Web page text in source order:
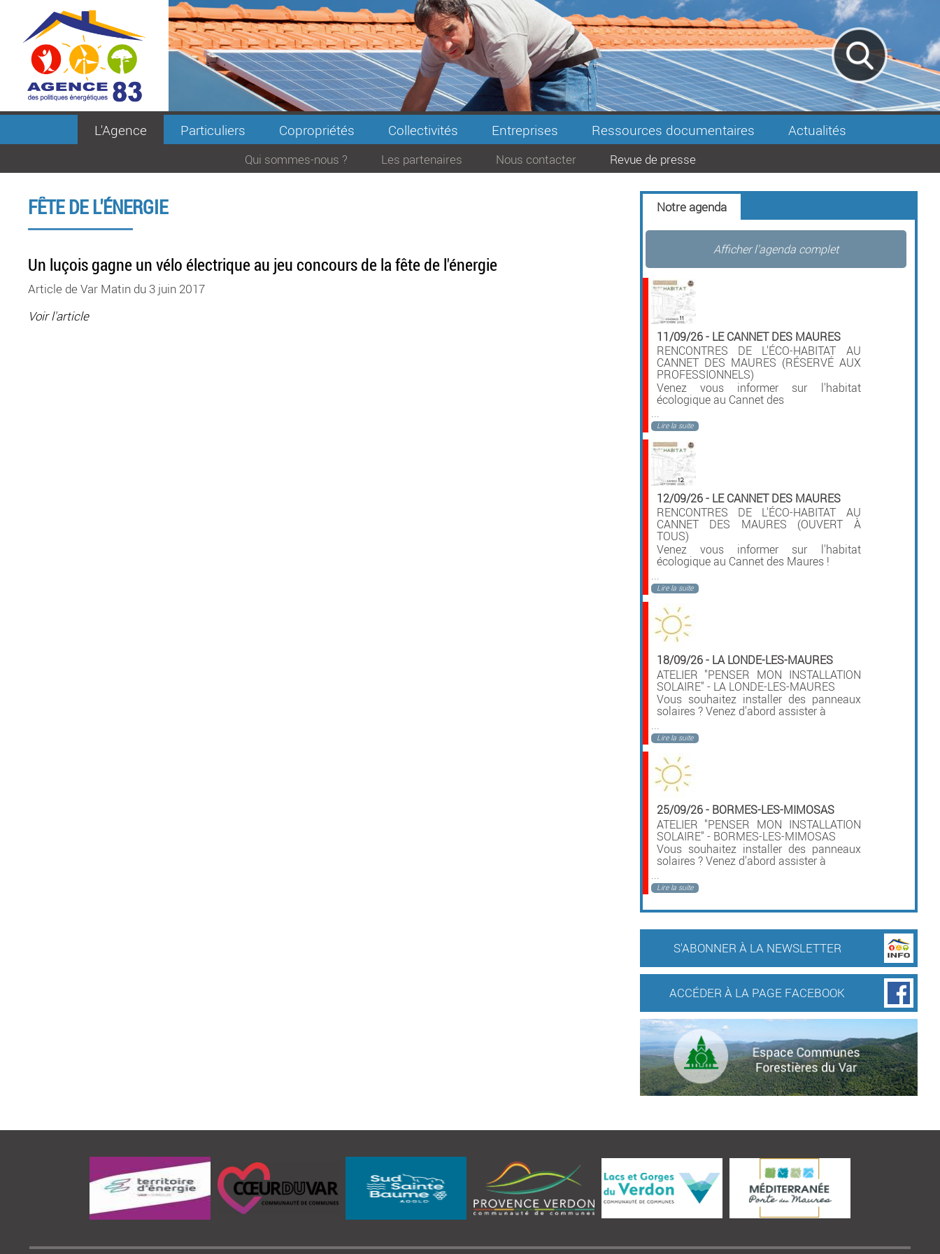
L'Agence Particuliers Copropriétés Collectivités Entreprises Ressources documentaires Actualités
Qui sommes-nous ? Les partenaires Nous contacter Revue de presse
FÊTE DE L'ÉNERGIE
Un luçois gagne un vélo électrique au jeu concours de la fête de l'énergie
Article de Var Matin du 3 juin 2017
Voir l'article
Notre agenda
Afficher l'agenda complet
11/09/26- LE CANNET DES MAURES
RENCONTRES DE L'ÉCO-HABITAT AU
CANNET DES MAURES (RÉSERVÉ AUX
PROFESSIONNELS)
Venez vous informer sur l'habitat
écologique au Cannet des
...
Lire la suite
12/09/26- LE CANNET DES MAURES
RENCONTRES DE L'ÉCO-HABITAT AU
CANNET DES MAURES (OUVERT À
TOUS)
Venez vous informer sur l'habitat
écologique au Cannet des Maures !
Lire la suite
18/09/26- LA LONDE-LES-MAURES
ATELIER "PENSER MON INSTALLATION
SOLAIRE" - LA LONDE-LES-MAURES
Vous souhaitez installer des panneaux
solaires ? Venez d'abord assister à
Lire la suite
25/09/26- BORMES-LES-MIMOSAS
ATELIER "PENSER MON INSTALLATION
SOLAIRE" - BORMES-LES-MIMOSAS
Vous souhaitez installer des panneaux
solaires ? Venez d'abord assister à
Lire la suite
S'ABONNER À LA NEWSLETTER
ACCÉDER À LA PAGE FACEBOOK